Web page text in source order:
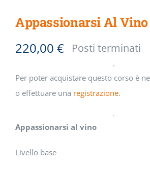
Appassionarsi Al Vino
220,00 € Posti terminati
Per poter acquistare questo corso è
o effettuare una registrazione.
Appassionarsi al vino
Livello base